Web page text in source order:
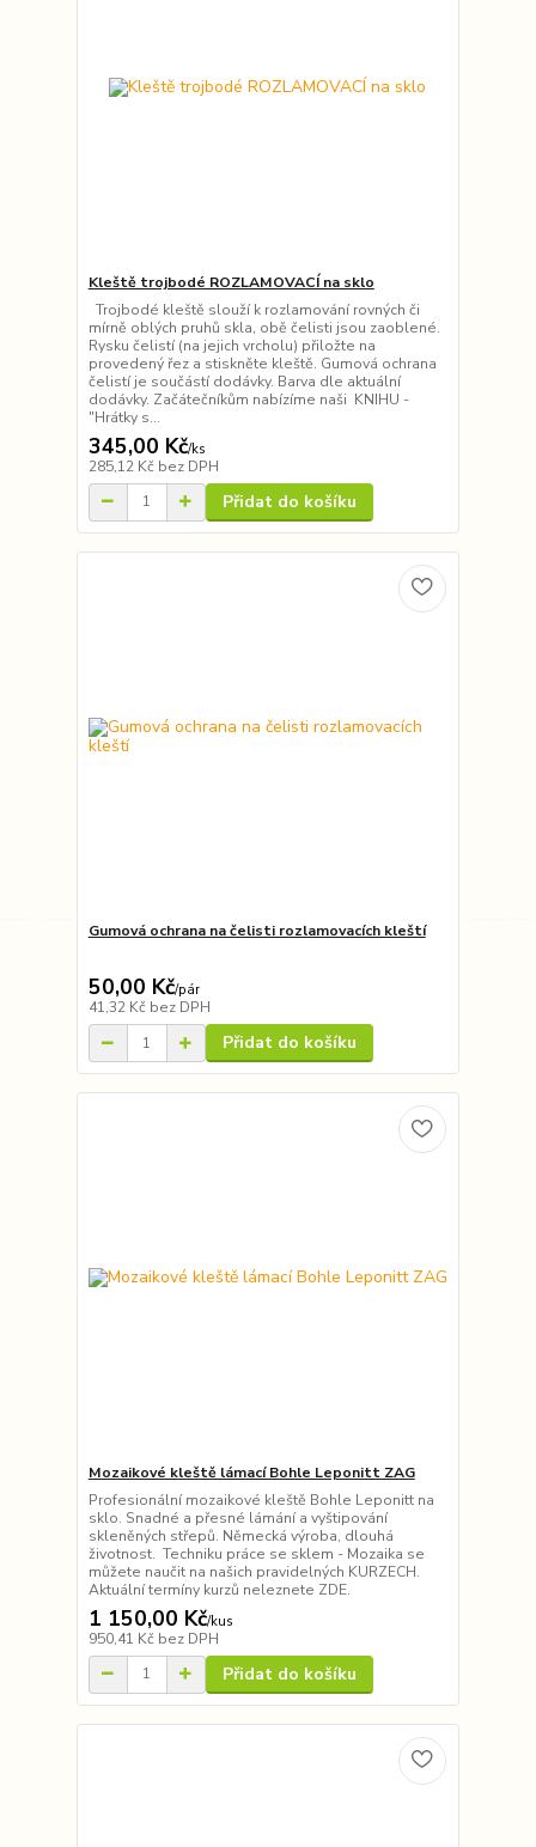
Kleště trojbodé ROZLAMOVACÍ na sklo
Trojbodé kleště slouží k rozlamování rovných či
mírně oblých pruhů skla, obě čelisti jsou zaoblené.
Rysku čelistí (na jejich vrcholu) přiložte na
provedený řez a stiskněte kleště. Gumová ochrana
čelistí je součástí dodávky. Barva dle aktuální
dodávky. Začátečníkům nabízíme naši KNIHU -
"Hrátky s...
345,00 Kč/ks
285,12 Kč bez DPH
Přidat do košíku
Gumová ochrana na čelisti rozlamovacích kleští
50,00 Kč/pár
41,32 Kč bez DPH
Přidat do košíku
Mozaikové kleště lámací Bohle Leponitt ZAG
Profesionální mozaikové kleště Bohle Leponitt na
sklo. Snadné a přesné lámání a vyštipování
skleněných střepů. Německá výroba, dlouhá
životnost. Techniku práce se sklem - Mozaika se
můžete naučit na našich pravidelných KURZECH.
Aktuální termíny kurzů neleznete ZDE.
1 150,00 Kč/kus
950,41 Kč bez DPH
Přidat do košíku